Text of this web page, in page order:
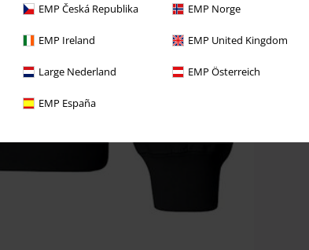
EMP Česká Republika EMP Norge
EMP Ireland EMP United Kingdom
Large Nederland EMP Österreich
EMP España